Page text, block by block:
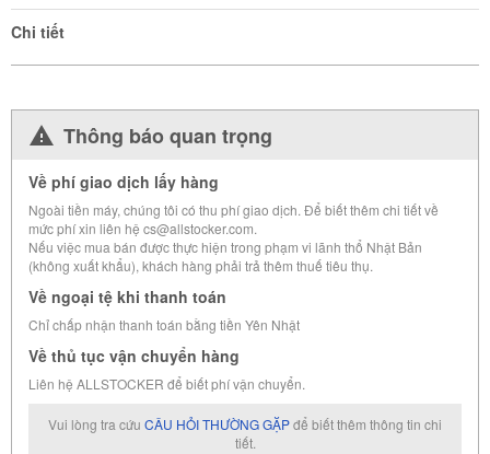
Chi tiết
Thông báo quan trọng
Về phí giao dịch lấy hàng
Ngoài tiền máy, chúng tôi có thu phí giao dịch. Để biết thêm chi tiết về
mức phí xin liên hệ cs@allstocker.com.
Nếu việc mua bán được thực hiện trong phạm vi lãnh thổ Nhật Bản
(không xuất khẩu), khách hàng phải trả thêm thuế tiêu thụ.
Về ngoại tệ khi thanh toán
Chỉ chấp nhận thanh toán bằng tiền Yên Nhật
Về thủ tục vận chuyển hàng
Liên hệ ALLSTOCKER để biết phí vận chuyển.
Vui lòng tra cứu CÂU HỎI THƯỜNG GẶPđể biết thêm thông tin chi
tiết.